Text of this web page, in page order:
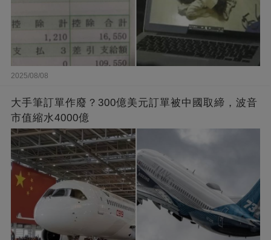
2025/08/08
大手筆訂單作廢？300億美元訂單被中國取締，波音
市值縮水4000億